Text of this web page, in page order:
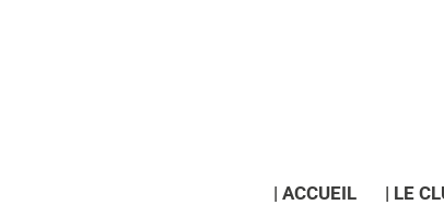
| ACCUEIL | LE